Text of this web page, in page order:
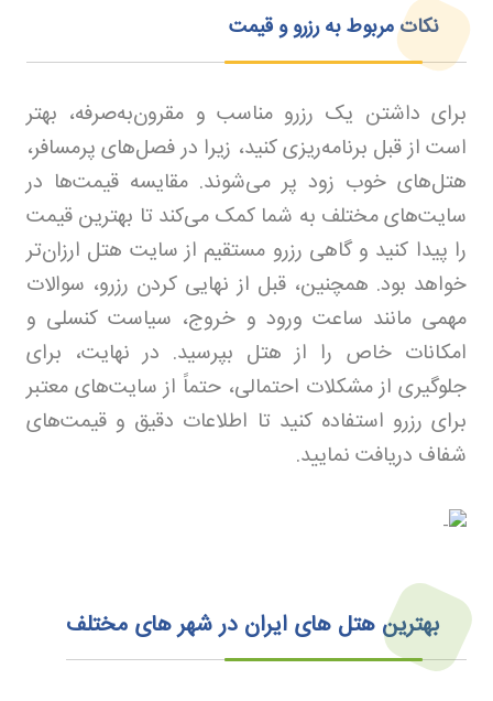
نکات مربوط به رزرو و قیمت
برای داشتن یک رزرو مناسب و مقرون‌به‌صرفه، بهتر
است از قبل برنامه‌ریزی کنید، زیرا در فصل‌های پرمسافر،
هتل‌های خوب زود پر می‌شوند. مقایسه قیمت‌ها در
سایت‌های مختلف به شما کمک می‌کند تا بهترین قیمت
را پیدا کنید و گاهی رزرو مستقیم از سایت هتل ارزان‌تر
خواهد بود. همچنین، قبل از نهایی کردن رزرو، سوالات
مهمی مانند ساعت ورود و خروج، سیاست کنسلی و
امکانات خاص را از هتل بپرسید. در نهایت، برای
جلوگیری از مشکلات احتمالی، حتماً از سایت‌های معتبر
برای رزرو استفاده کنید تا اطلاعات دقیق و قیمت‌های
شفاف دریافت نمایید.
بهترین هتل های ایران در شهر های مختلف